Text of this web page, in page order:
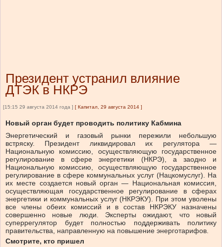
Президент устранил влияние
ДТЭК в НКРЭ
[15:15 29 августа 2014 года ] [ Капитал, 29 августа 2014 ]
Новый орган будет проводить политику Кабмина
Энергетический и газовый рынки пережили небольшую
встряску. Президент ликвидировал их регулятора —
Национальную комиссию, осуществляющую государственное
регулирование в сфере энергетики (НКРЭ), а заодно и
Национальную комиссию, осуществляющую государственное
регулирование в сфере коммунальных услуг (Нацкомуслуг). На
их месте создается новый орган — Национальная комиссия,
осуществляющая государственное регулирование в сферах
энергетики и коммунальных услуг (НКРЭКУ). При этом уволены
все члены обеих комиссий и в состав НКРЭКУ назначены
совершенно новые люди. Эксперты ожидают, что новый
суперрегулятор будет полностью поддерживать политику
правительства, направленную на повышение энерготарифов.
Смотрите, кто пришел